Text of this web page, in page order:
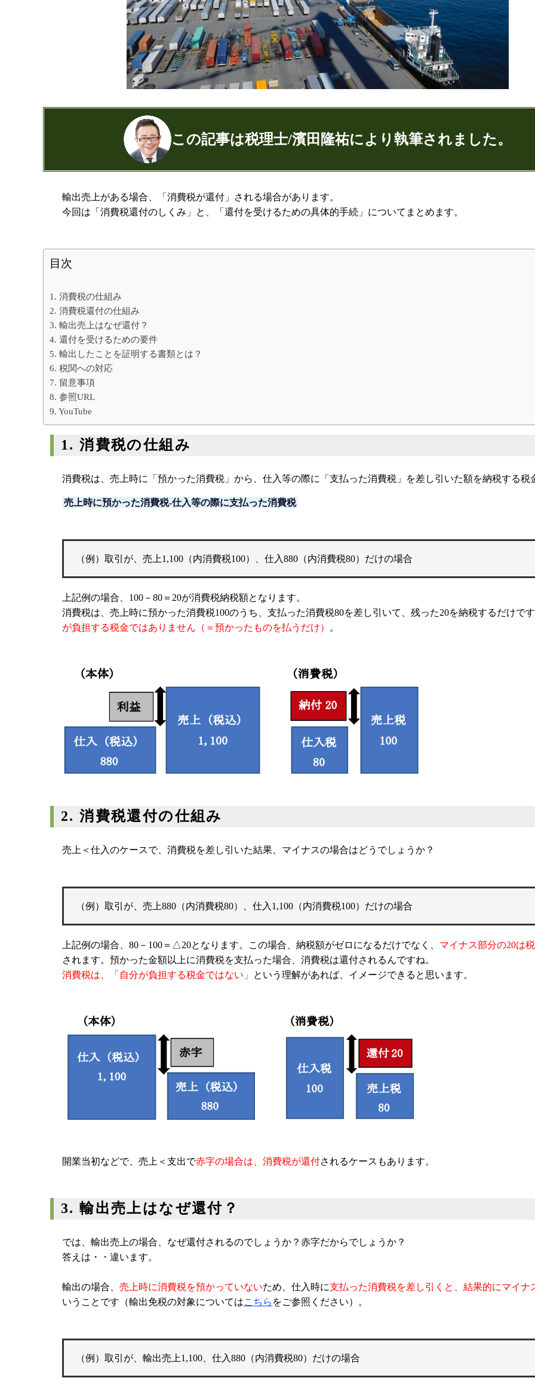
この記事は税理士/濱田隆祐により執筆されました。
はまだ税理士法人の代表税理士
兵庫県行政書士会：登録番号19300373
クレアビズコンサルティング株式会社
YouTubeチャンネル：
相続専門サイト：
輸出売上がある場合、「消費税が還付」される場合があります。
今回は「消費税還付のしくみ」と、「還付を受けるための具体的手続」についてまとめます。
目次
1. 消費税の仕組み
2. 消費税還付の仕組み
3. 輸出売上はなぜ還付？
4. 還付を受けるための要件
5. 輸出したことを証明する書類とは？
6. 税関への対応
7. 留意事項
8. 参照URL
9. YouTube
1. 消費税の仕組み
消費税は、売上時に「預かった消費税」から、仕入等の際に「支払った消費税」を差し引いた額を納税する税
売上時に預かった消費税‐仕入等の際に支払った消費税
（例）取引が、売上1,100（内消費税100）、仕入880（内消費税80）だけの場合
上記例の場合、100－80＝20が消費税納税額となります。
消費税は、売上時に預かった消費税100のうち、支払った消費税80を差し引いて、残った20を納税するだけで
が負担する税金ではありません（＝預かったものを払うだけ）
。
2. 消費税還付の仕組み
売上＜仕入のケースで、消費税を差し引いた結果、マイナスの場合はどうでしょうか？
（例）取引が、売上880（内消費税80）、仕入1,100（内消費税100）だけの場合
上記例の場合、80－100＝△20となります。この場合、納税額がゼロになるだけでなく、 マイナス部分の20は
されます。預かった金額以上に消費税を支払った場合、消費税は還付されるんですね。
消費税は、「自分が負担する税金ではない」
という理解があれば、イメージできると思います。
開業当初などで、売上＜支出で赤字の場合は、消費税が還付されるケースもあります。
3. 輸出売上はなぜ還付？
では、輸出売上の場合、なぜ還付されるのでしょうか？赤字だからでしょうか？
答えは・・違います。
輸出の場合、 売上時に消費税を預かっていないため、仕入時に支払った消費税を差し引くと、結果的にマイナ
いうことです（輸出免税の対象についてはこちら をご参照ください）。
（例）取引が、輸出売上1,100、仕入880（内消費税80）だけの場合